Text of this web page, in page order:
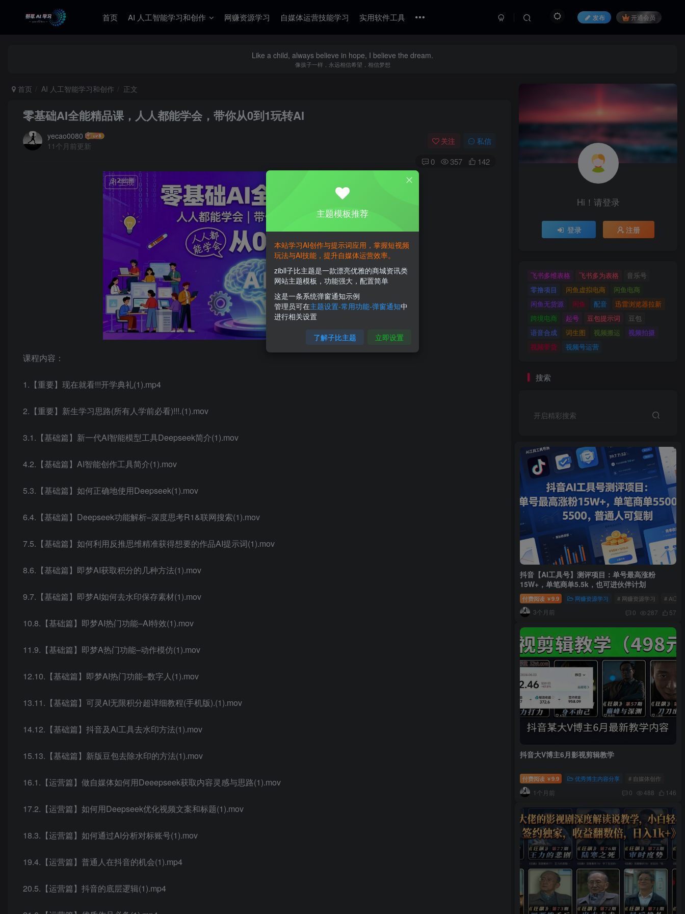
首页 AI 人工智能学习和创作 网赚资源学习 自媒体运营技能学习 实用软件工具 发布 开通会员
Like a child, always believe in hope, I believe the dream.
像孩子一样，永远相信希望，相信梦想
首页 AI 人工智能学习和创作 正文
零基础AI全能精品课，人人都能学会，带你从0到1玩转AI
yecao0080
11个月前更新
关注 私信
0 357 142
课程内容：
1.【重要】现在就看!!!开学典礼(1).mp4
2.【重要】新生学习思路(所有人学前必看)!!!.(1).mov
3.1.【基础篇】新一代AI智能模型工具Deepseek简介(1).mov
4.2.【基础篇】AI智能创作工具简介(1).mov
5.3.【基础篇】如何正确地使用Deepseek(1).mov
6.4.【基础篇】Deepseek功能解析–深度思考R1&联网搜索(1).mov
7.5.【基础篇】如何利用反推思维精准获得想要的作品AI提示词(1).mov
8.6.【基础篇】即梦AI获取积分的几种方法(1).mov
9.7.【基础篇】即梦AI如何去水印保存素材(1).mov
10.8.【基础篇】即梦AI热门功能–AI特效(1).mov
11.9.【基础篇】即梦A热门功能–动作模仿(1).mov
12.10.【基础篇】即梦AI热门功能–数字人(1).mov
13.11.【基础篇】可灵AI无限积分超详细教程(手机版).(1).mov
14.12.【基础篇】抖音及Ai工具去水印方法(1).mov
15.13.【基础篇】新版豆包去除水印的方法(1).mov
16.1.【运营篇】做自媒体如何用Deeepseek获取内容灵感与思路(1).mov
17.2.【运营篇】如何用Deepseek优化视频文案和标题(1).mov
18.3.【运营篇】如何通过AI分析对标账号(1).mov
19.4.【运营篇】普通人在抖音的机会(1).mp4
20.5.【运营篇】抖音的底层逻辑(1).mp4
Hi！请登录
登录 注册
飞书多维表格 飞书多为表格
音乐号
零撸项目
闲鱼虚拟电商
闲鱼电商
闲鱼无货源
闲鱼 配音
迅雷浏览器拉新
跨境电商
起号 豆包提示词
豆包
语音合成
词生图 视频搬运
视频拍摄
视频带货
视频号运营
搜索
开启精彩搜索
抖音【AI工具号】测评项目：单号最高涨粉
15W+，单笔商单5.5k，也可进伙伴计划
付费阅读 ￥9.9 网赚资源学习 # 网赚资源学习 # AI工
3个月前 0 287 57
抖音大V博主6月影视剪辑教学
付费阅读 ￥9.9 优秀博主内容分享 # 自媒体创作
1个月前 0 488 146
主题模板推荐
本站学习AI创作与提示词应用，掌握短视频
玩法与AI技能，提升自媒体运营效率。
zibll子比主题是一款漂亮优雅的商城资讯类
网站主题模板，功能强大，配置简单
这是一条系统弹窗通知示例
管理员可在主题设置-常用功能-弹窗通知中
进行相关设置
了解子比主题 立即设置